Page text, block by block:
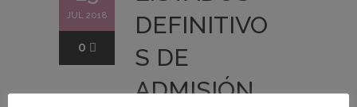
JUL 2018
0
DEFINITIVO
S DE
ADMISIÓN